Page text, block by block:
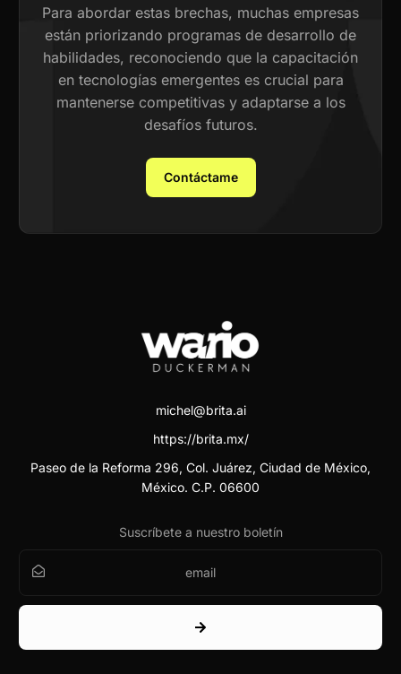
Para abordar estas brechas, muchas empresas
están priorizando programas de desarrollo de
habilidades, reconociendo que la capacitación
en tecnologías emergentes es crucial para
mantenerse competitivas y adaptarse a los
desafíos futuros.
Contáctame
michel@brita.ai
https://brita.mx/
Paseo de la Reforma 296, Col. Juárez, Ciudad de México,
México. C.P. 06600
Suscríbete a nuestro boletín